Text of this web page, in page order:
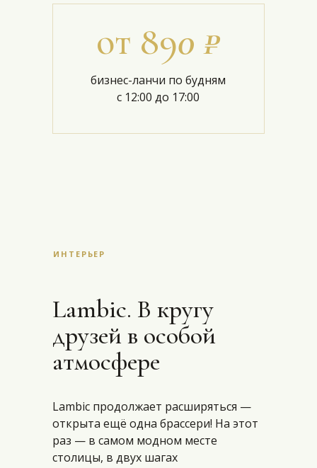
от 890 ₽
бизнес-ланчи по будням
с 12:00 до 17:00
ИНТЕРЬЕР
Lambic продолжает расширяться —
открыта ещё одна брассери! На этот
раз — в самом модном месте
столицы, в двух шагах
Lambic. В кругу
друзей в особой
атмосфере